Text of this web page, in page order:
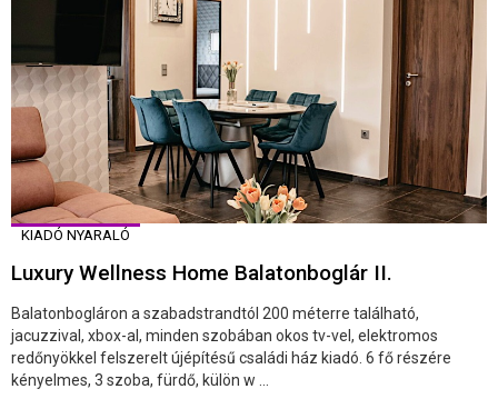
KIADÓ NYARALÓ
Luxury Wellness Home Balatonboglár II.
Balatonbogláron a szabadstrandtól 200 méterre található,
jacuzzival, xbox-al, minden szobában okos tv-vel, elektromos
redőnyökkel felszerelt újépítésű családi ház kiadó. 6 fő részére
kényelmes, 3 szoba, fürdő, külön w ...